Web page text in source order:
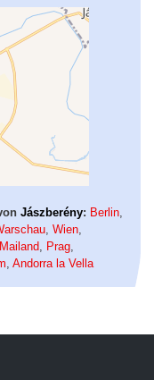
Jászberény: Berlin
Wien
Mailand Prag
Andorra la Vella